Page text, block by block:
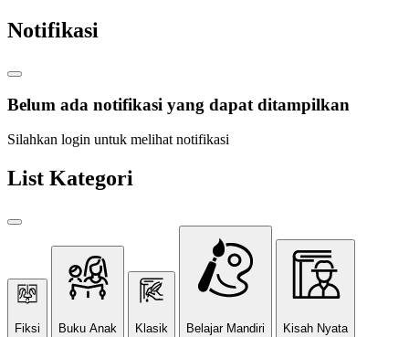
Notifikasi
Belum ada notifikasi yang dapat ditampilkan
Silahkan login untuk melihat notifikasi
List Kategori
Fiksi Buku Anak Klasik Belajar Mandiri Kisah Nyata